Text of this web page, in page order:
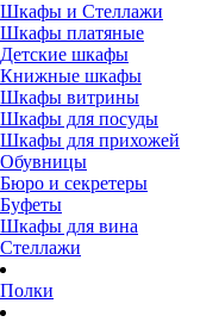
Шкафы и Стеллажи
Шкафы платяные
Детские шкафы
Книжные шкафы
Шкафы витрины
Шкафы для посуды
Шкафы для прихожей
Обувницы
Бюро и секретеры
Буфеты
Шкафы для вина
Стеллажи
Полки